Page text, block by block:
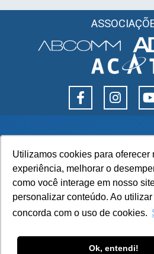
Utilizamos cookies para oferecer
experiência, melhorar o
como você interage em nosso
personalizar conteúdo. Ao
concorda com o uso de cookies.
Ok, entendi!
Utilizamos cookies para oferecer
experiência, melhorar o
como você interage em nosso
personalizar conteúdo. Ao
concorda com o uso de cookies.
Ok, entendi!
Corporate Park – Rod SC 401, 8600 –
Santo Antônio de Lisboa,
atendimento@flexy.com.br